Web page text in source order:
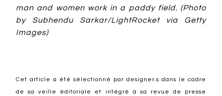
man and women work in a paddy field. (Photo
by Subhendu Sarkar/LightRocket via Getty
Images)
Cet article a été sélectionné par designer.s dans le cadre
de sa veille éditoriale et intégré à sa revue de presse